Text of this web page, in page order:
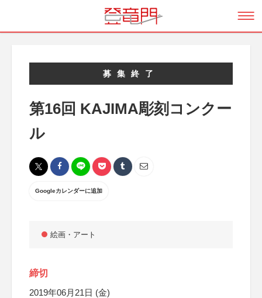
募集終了
第16回 KAJIMA彫刻コンクー
ル
Googleカレンダーに追加
絵画・アート
締切
2019年06月21日 (金)